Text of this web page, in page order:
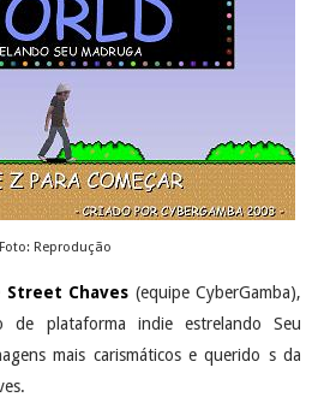
Foto: Reprodução
Street Chaves (equipe CyberGamba),
de plataforma indie estrelando Seu
mais carismáticos e querido s da